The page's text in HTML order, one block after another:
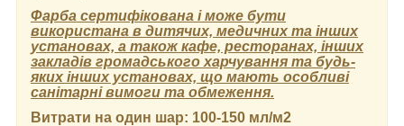
Фарба сертифікована і може бути
використана в дитячих, медичних та інших
установах, а також кафе, ресторанах, інших
закладів громадського харчування та будь-
яких інших установах, що мають особливі
санітарні вимоги та обмеження.
Витрати на один шар: 100-150 мл/м2